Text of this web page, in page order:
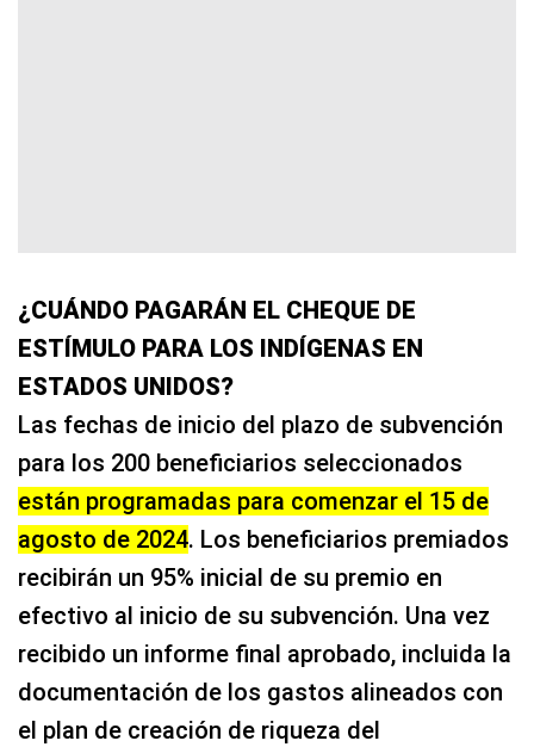
¿CUÁNDO PAGARÁN EL CHEQUE DE
ESTÍMULO PARA LOS INDÍGENAS EN
ESTADOS UNIDOS?
Las fechas de inicio del plazo de subvención
para los 200 beneficiarios seleccionados
están programadas para comenzar el 15 de
agosto de 2024. Los beneficiarios premiados
recibirán un 95% inicial de su premio en
efectivo al inicio de su subvención. Una vez
recibido un informe final aprobado, incluida la
documentación de los gastos alineados con
el plan de creación de riqueza del